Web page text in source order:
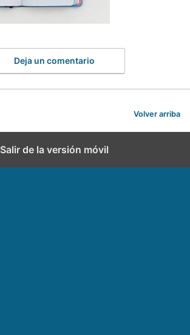
Deja un comentario
Volver arriba
Salir de la versión móvil